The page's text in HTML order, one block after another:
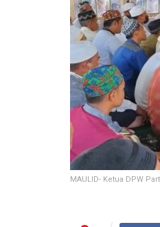
MAULID- Ketua DPW